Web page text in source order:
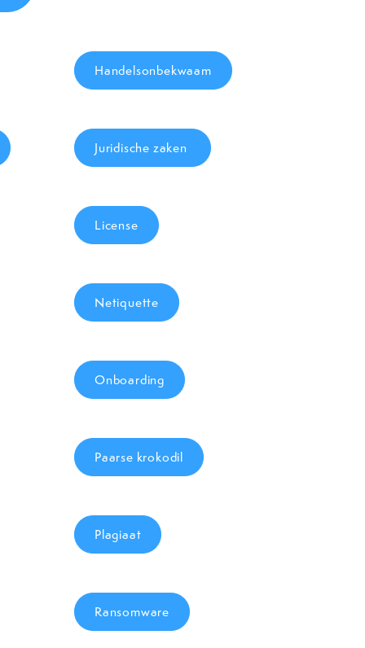
Handelsonbekwaam
Juridische zaken
License
Netiquette
Onboarding
Paarse krokodil
Plagiaat
Ransomware